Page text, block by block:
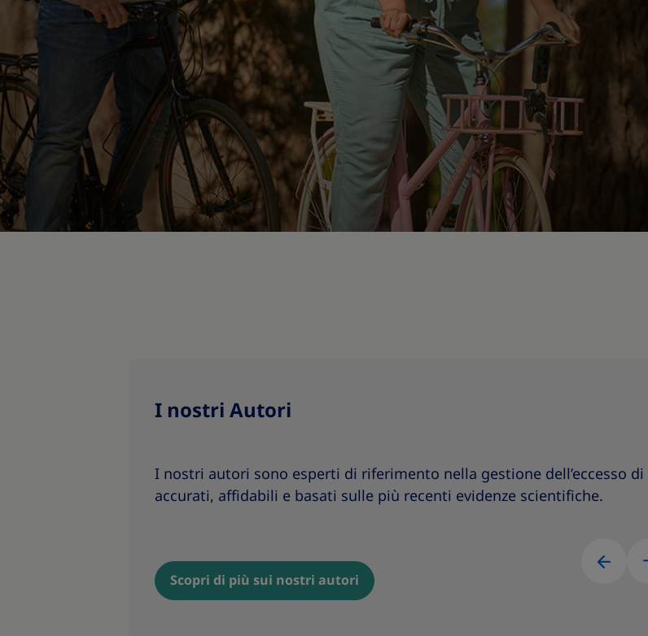
I nostri Autori
I nostri autori sono esperti di riferimento nella gestione dell’eccesso
accurati, affidabili e basati sulle più recenti evidenze scientifiche.
Scopri di più sui nostri autori